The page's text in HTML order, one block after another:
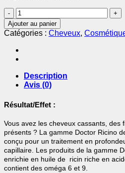
quantité
de
Shampoing
Doctor
Ricino
300ml
NOVEX
Ajouter au panier
Catégories : Cheveux,
Description
Avis (0)
Résultat/Effet :
Vous avez les cheveux cassants, des
présents ? La gamme Doctor Ricino
conçu pour un traitement en
capillaire. Les produits de la gamme
enrichie en huile de ricin riche en
contient des oméga 6 et 9.